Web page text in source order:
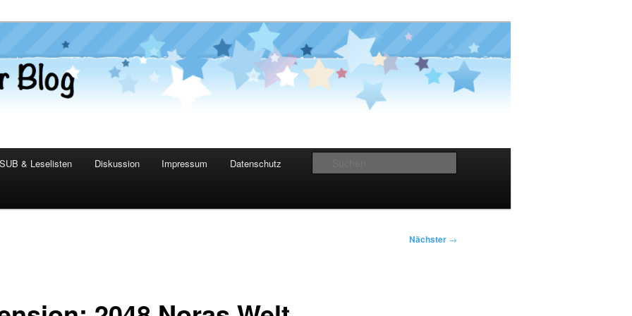
Blog
SUB & Leselisten Diskussion Impressum Datenschutz
Nächster →